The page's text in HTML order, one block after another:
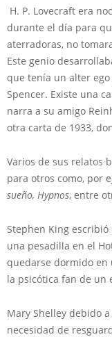
H. P. Lovecraft era
durante el día para
aterradoras, no
Este genio
que tenía un alter
Spencer. Existe una
narra a su amigo
otra carta de 1933,
Varios de sus relatos
para otros como, por
sueño, Hypnos, entre
Stephen King
una pesadilla en el
quedarse dormido en
la psicótica fan de un
Mary Shelley debido
necesidad de